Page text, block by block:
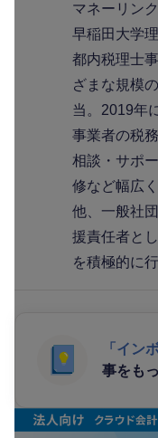
マネーリン
早稲田大学
都内税理士
ざまな規模
当。2019年
事業者の税
相談・サポ
修など幅広
他、一般社
援責任者と
を積極的に
「イン
事をも